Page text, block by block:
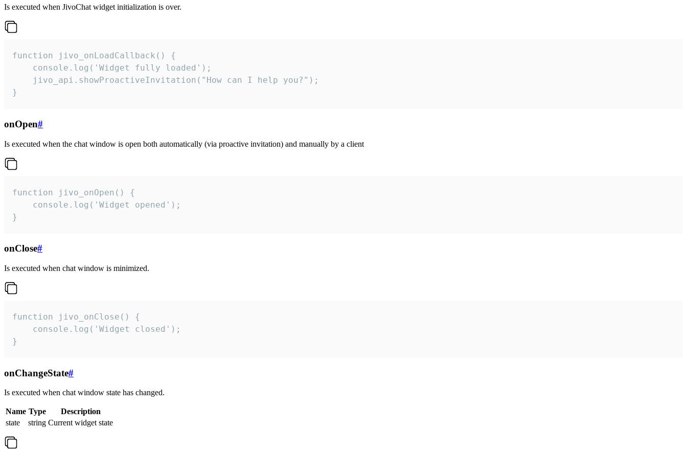
Is executed when JivoChat widget initialization is over.
function jivo_onLoadCallback() {
    console.log('Widget fully loaded');
    jivo_api.showProactiveInvitation("How can I help you?");
}
onOpen#
Is executed when the chat window is open both automatically (via proactive invitation) and manually by a client
function jivo_onOpen() {
    console.log('Widget opened');
}
onClose#
Is executed when chat window is minimized.
function jivo_onClose() {
    console.log('Widget closed');
}
onChangeState#
Is executed when chat window state has changed.
Name Type
Description
state
string Current widget state